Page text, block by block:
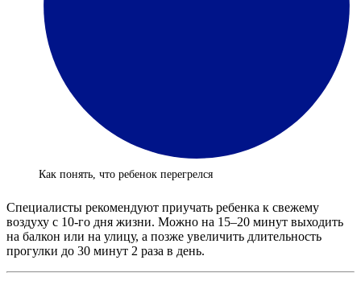
Как понять, что ребенок перегрелся
Специалисты рекомендуют приучать ребенка к свежему
воздуху с 10-го дня жизни. Можно на 15–20 минут выходить
на балкон или на улицу, а позже увеличить длительность
прогулки до 30 минут 2 раза в день.